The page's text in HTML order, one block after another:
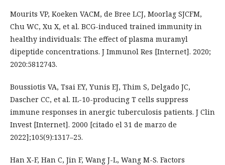
Mourits VP, Koeken VACM, de Bree LCJ, Moorlag SJCFM,
Chu WC, Xu X, et al. BCG-induced trained immunity in
healthy individuals: The effect of plasma muramyl
dipeptide concentrations. J Immunol Res [Internet]. 2020;
2020:5812743.
Boussiotis VA, Tsai EY, Yunis EJ, Thim S, Delgado JC,
Dascher CC, et al. IL-10-producing T cells suppress
immune responses in anergic tuberculosis patients. J Clin
Invest [Internet]. 2000 [citado el 31 de marzo de
2022];105(9):1317–25.
Han X-F, Han C, Jin F, Wang J-L, Wang M-S. Factors